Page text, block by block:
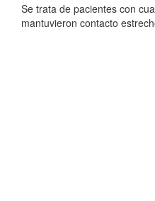
Se trata de pacientes con
mantuvieron contacto